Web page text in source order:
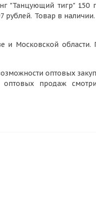
"Танцующий тигр" 150
рублей. Товар в
и Московской области.
оптовых
оптовых продаж